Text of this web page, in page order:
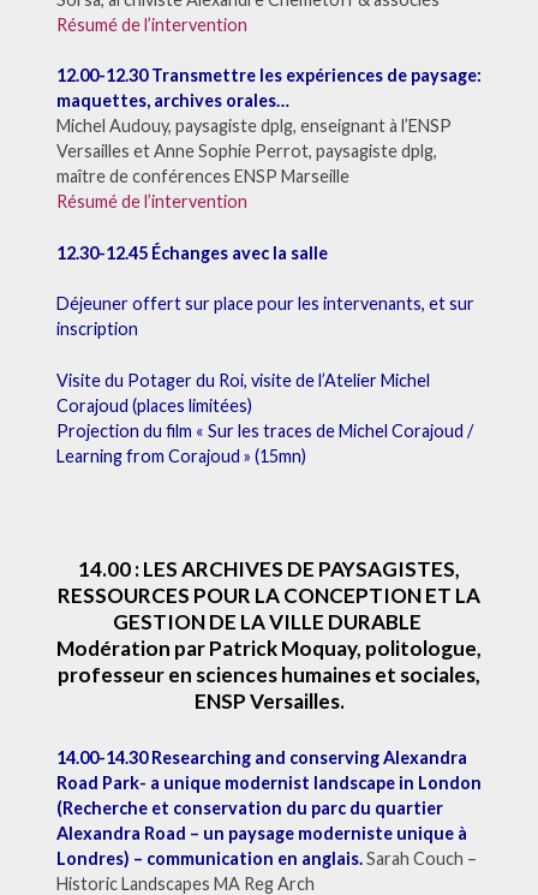
Résumé de l’intervention
12.00-12.30 Transmettre les expériences de paysage:
maquettes, archives orales…
Michel Audouy, paysagiste dplg, enseignant à l’ENSP
Versailles et Anne Sophie Perrot, paysagiste dplg,
maître de conférences ENSP Marseille
Résumé de l’intervention
12.30-12.45 Échanges avec la salle
Déjeuner offert sur place pour les intervenants, et sur
inscription
Visite du Potager du Roi, visite de l’Atelier Michel
Corajoud (places limitées)
Projection du film « Sur les traces de Michel Corajoud /
Learning from Corajoud » (15mn)
14.00 : LES ARCHIVES DE PAYSAGISTES,
RESSOURCES POUR LA CONCEPTION ET LA
GESTION DE LA VILLE DURABLE
Modération par Patrick Moquay, politologue,
professeur en sciences humaines et sociales,
ENSP Versailles.
14.00-14.30 Researching and conserving Alexandra
Road Park- a unique modernist landscape in London
(Recherche et conservation du parc du quartier
Alexandra Road – un paysage moderniste unique à
Londres) – communication en anglais.Sarah Couch –
Historic Landscapes MA Reg Arch